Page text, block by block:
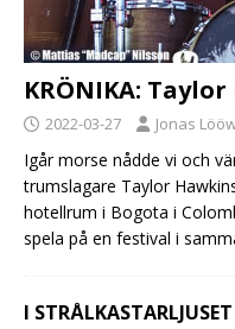
KRÖNIKA:
2022-03-27 Jonas
Igår morse nådde vi och
trumslagare Taylor
hotellrum i Bogota i
spela på en festival i
I STRÅLKASTARLJUSET